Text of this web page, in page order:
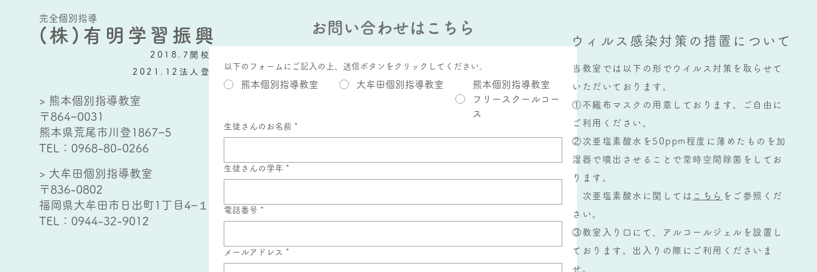
完全個別指導
(株)有明学習振興
2018.7開校
2021.12法人登記
> 熊本個別指導教室
〒864−0031
熊本県荒尾市川登1867−5
TEL： 0968-80-0266
> 大牟田個別指導教室
〒836-0802
福岡県大牟田市日出町1丁目4−１
TEL： 0944-32-9012
お問い合わせはこちら
以下のフォームにご記入の上、送信ボタンをクリックしてください。
熊本個別指導教室 大牟田個別指導教室
熊本個別指導教室
フリースクールコー
ス
生徒さんのお名前 *
生徒さんの学年 *
電話番号 *
メールアドレス *
ウィルス感染対策の措置について
当教室では以下の形でウイルス対策を取らせて
いただいております。
①不織布マスクの用意しております。ご自由に
ご利用ください。
②次亜塩素酸水を50ppm程度に薄めたものを加
湿器で噴出させることで常時空間除菌をしてお
ります。
次亜塩素酸水に関しては こちら をご参照くだ
さい。
③教室入り口にて、アルコールジェルを設置し
ております。出入りの際にご利用くださいま
せ。